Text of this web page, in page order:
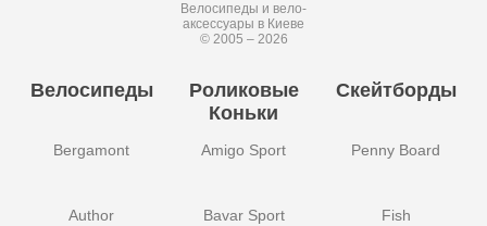
Велосипеды и вело-
аксессуары в Киеве
© 2005 – 2026
Велосипеды
Bergamont
Author
Роликовые
Коньки
Amigo Sport
Bavar Sport
Скейтборды
Penny Board
Fish